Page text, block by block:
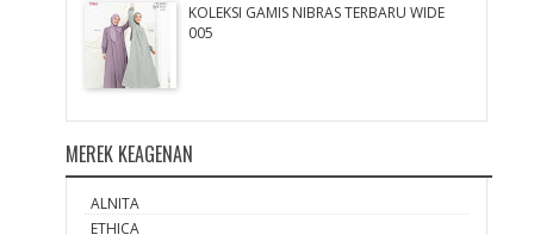
KOLEKSI GAMIS NIBRAS TERBARU WIDE
005
MEREK KEAGENAN
ALNITA
ETHICA